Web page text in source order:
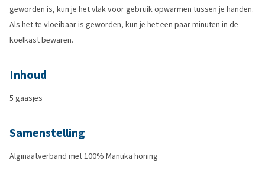
geworden is, kun je het vlak voor gebruik opwarmen tussen je handen.
Als het te vloeibaar is geworden, kun je het een paar minuten in de
koelkast bewaren.
Inhoud
5 gaasjes
Samenstelling
Alginaatverband met 100% Manuka honing